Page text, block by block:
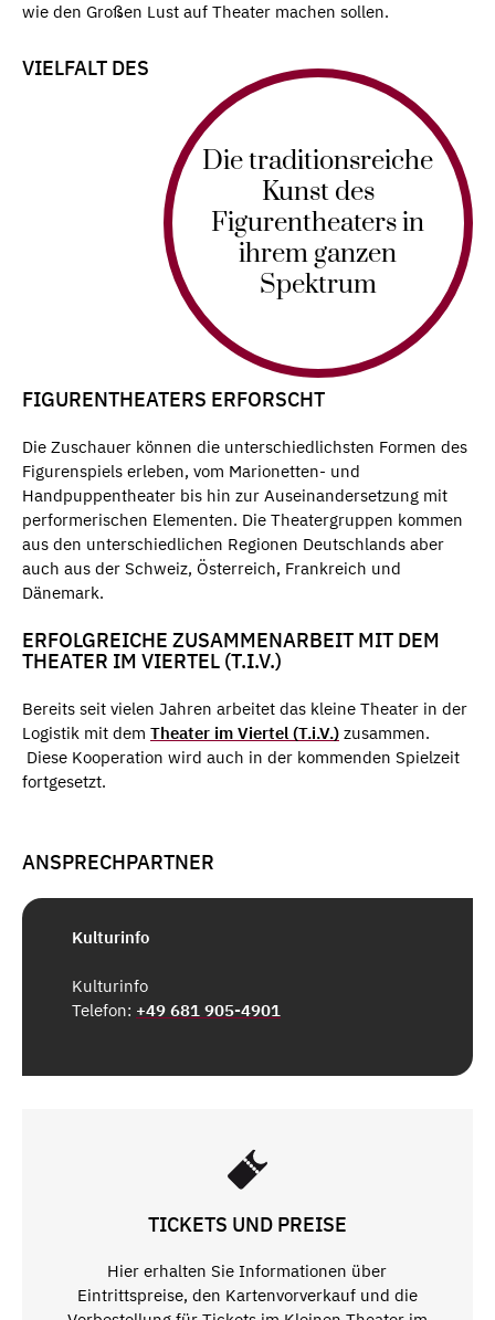
wie den Großen Lust auf Theater machen sollen.
Die traditionsreiche
Kunst des
Figurentheaters in
ihrem ganzen
Spektrum
VIELFALT DES
FIGURENTHEATERS ERFORSCHT
Die Zuschauer können die unterschiedlichsten Formen des
Figurenspiels erleben, vom Marionetten- und
Handpuppentheater bis hin zur Auseinandersetzung mit
performerischen Elementen. Die Theatergruppen kommen
aus den unterschiedlichen Regionen Deutschlands aber
auch aus der Schweiz, Österreich, Frankreich und
Dänemark.
ERFOLGREICHE ZUSAMMENARBEIT MIT DEM
THEATER IM VIERTEL (T.I.V.)
Bereits seit vielen Jahren arbeitet das kleine Theater in der
Logistik mit dem Theater im Viertel (T.i.V.) zusammen.
Diese Kooperation wird auch in der kommenden Spielzeit
fortgesetzt.
ANSPRECHPARTNER
Kulturinfo
Kulturinfo
Telefon: +49 681 905-4901
TICKETS UND PREISE
Hier erhalten Sie Informationen über
Eintrittspreise, den Kartenvorverkauf und die